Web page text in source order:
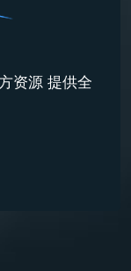
资源 提供全